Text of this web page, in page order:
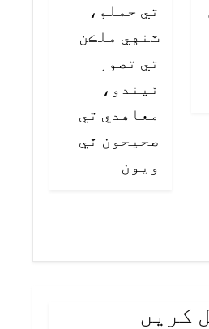
تي حملو،
ٽنهي ملڪن
تي تصور
ٿيندو،
معاهدي تي
صحيحون ٿي
ويون
کریں